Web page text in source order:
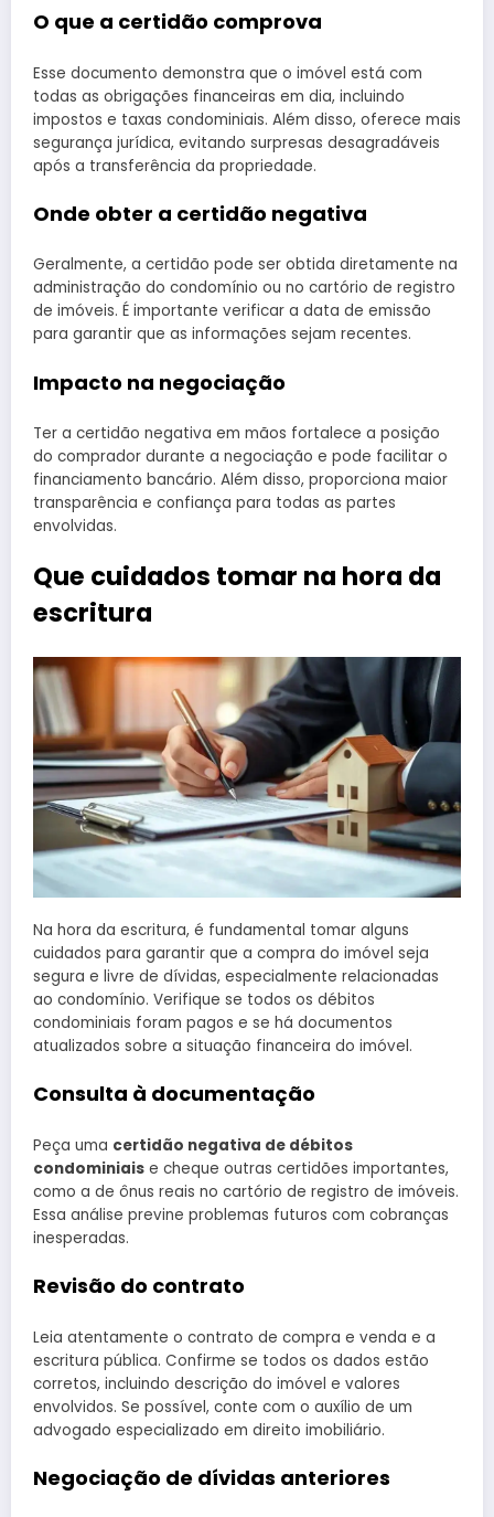
O que a certidão comprova
Esse documento demonstra que o imóvel está com
todas as obrigações financeiras em dia, incluindo
impostos e taxas condominiais. Além disso, oferece mais
segurança jurídica, evitando surpresas desagradáveis
após a transferência da propriedade.
Onde obter a certidão negativa
Geralmente, a certidão pode ser obtida diretamente na
administração do condomínio ou no cartório de registro
de imóveis. É importante verificar a data de emissão
para garantir que as informações sejam recentes.
Impacto na negociação
Ter a certidão negativa em mãos fortalece a posição
do comprador durante a negociação e pode facilitar o
financiamento bancário. Além disso, proporciona maior
transparência e confiança para todas as partes
envolvidas.
Que cuidados tomar na hora da
escritura
Na hora da escritura, é fundamental tomar alguns
cuidados para garantir que a compra do imóvel seja
segura e livre de dívidas, especialmente relacionadas
ao condomínio. Verifique se todos os débitos
condominiais foram pagos e se há documentos
atualizados sobre a situação financeira do imóvel.
Consulta à documentação
Peça uma certidão negativa de débitos
condominiais e cheque outras certidões importantes,
como a de ônus reais no cartório de registro de imóveis.
Essa análise previne problemas futuros com cobranças
inesperadas.
Revisão do contrato
Leia atentamente o contrato de compra e venda e a
escritura pública. Confirme se todos os dados estão
corretos, incluindo descrição do imóvel e valores
envolvidos. Se possível, conte com o auxílio de um
advogado especializado em direito imobiliário.
Negociação de dívidas anteriores